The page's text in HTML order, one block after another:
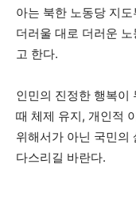
아는 북한 노동당 지
더러울 대로 더러운
고 한다.
인민의 진정한 행복이
때 체제 유지, 개인적
위해서가 아닌 국민의
다스리길 바란다.